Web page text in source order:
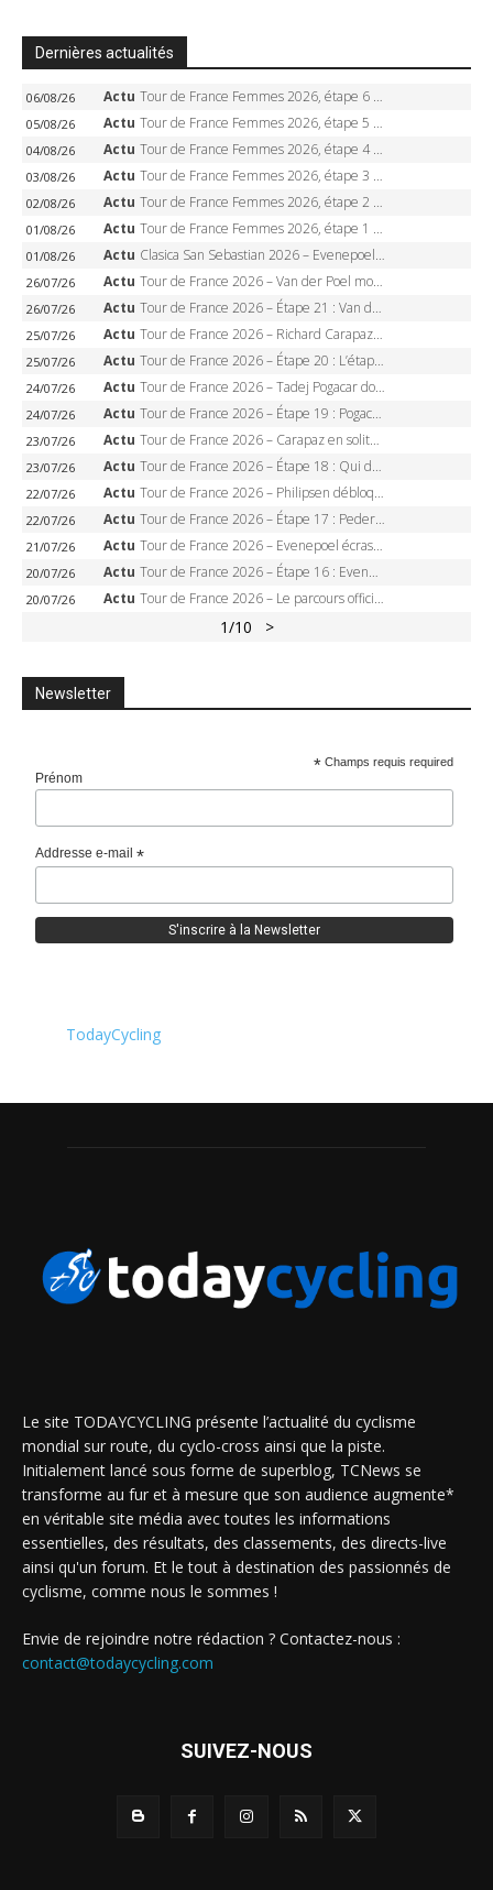
Dernières actualités
06/08/26 Actu Tour de France Femmes 2026, étape 6 – Kim Le Court-Pienaar gagne à Tournon, Reusser en jaune
05/08/26 Actu Tour de France Femmes 2026, étape 5 – Demi Vollering gagne à Belleville, Reusser en jaune, Ferrand-Prévot coule
04/08/26 Actu Tour de France Femmes 2026, étape 4 – Marlen Reusser écrase le chrono, Ferrand-Prévot en crise
03/08/26 Actu Tour de France Femmes 2026, étape 3 – Sigrid Haugset en solitaire, 88 km d’échappée, maillot jaune
02/08/26 Actu Tour de France Femmes 2026, étape 2 – Lorena Wiebes doublé à Genève, Markus héroïque, 7e record
01/08/26 Actu Tour de France Femmes 2026, étape 1 – Lorena Wiebes intouchable à Lausanne, premier maillot jaune
01/08/26 Actu Clasica San Sebastian 2026 – Evenepoel recordman, 4e victoire, Carapaz battu au sprint
26/07/26 Actu Tour de France 2026 – Van der Poel monumental à Paris, Pogacar égale le record des cinq sacres
26/07/26 Actu Tour de France 2026 – Étape 21 : Van der Poel, Pogacar, qui succédera à Wout van Aert sur les Champs-Elysées ?
25/07/26 Actu Tour de France 2026 – Richard Carapaz roi des Alpes, doublé et maillot à pois, Seixas perd le podium
25/07/26 Actu Tour de France 2026 – Étape 20 : L’étape reine, Galibier, Sarenne, Alpe d’Huez, qui succédera à Pogacar ?
24/07/26 Actu Tour de France 2026 – Tadej Pogacar dompte l’Alpe d’Huez, 5e victoire, record de Pantani pulvérisé
24/07/26 Actu Tour de France 2026 – Étape 19 : Pogacar peut-il enfin dompter l’Alpe d’Huez ?
23/07/26 Actu Tour de France 2026 – Carapaz en solitaire à Orcières-Merlette, Paret-Peintre à un point du maillot à pois
23/07/26 Actu Tour de France 2026 – Étape 18 : Qui domptera Orcières-Merlette, première marche vers l’Alpe d’Huez ?
22/07/26 Actu Tour de France 2026 – Philipsen débloque son compteur à Voiron, Pedersen en danger pour le maillot vert
22/07/26 Actu Tour de France 2026 – Étape 17 : Pedersen peut-il verrouiller le maillot vert à Voiron ?
21/07/26 Actu Tour de France 2026 – Evenepoel écrase le chrono d’Évian, Seixas 4e, Lipowitz abandonne
20/07/26 Actu Tour de France 2026 – Étape 16 : Evenepoel, Pogacar, Ganna… qui domptera le chrono d’Évian pour redessiner le podium ?
20/07/26 Actu Tour de France 2026 – Le parcours officiel complet : 21 étapes, profils, carte et dates
1/10 >
Newsletter
* Champs requis required
Prénom
Addresse e-mail*
TodayCycling
Le site TODAYCYCLING présente l’actualité du cyclisme
mondial sur route, du cyclo-cross ainsi que la piste.
Initialement lancé sous forme de superblog, TCNews se
transforme au fur et à mesure que son audience augmente*
en véritable site média avec toutes les informations
essentielles, des résultats, des classements, des directs-live
ainsi qu'un forum. Et le tout à destination des passionnés de
cyclisme, comme nous le sommes !
Envie de rejoindre notre rédaction ? Contactez-nous :
contact@todaycycling.com
SUIVEZ-NOUS